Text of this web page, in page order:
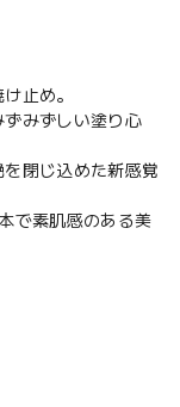
止め。
ずみずしい塗り心
閉じ込めた新感覚
で素肌感のある美